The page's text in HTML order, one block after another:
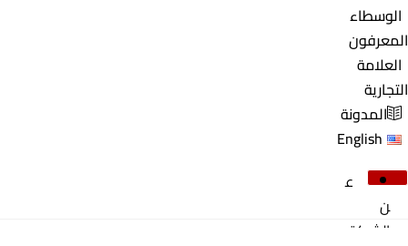
الوسطاء
المعرفون
العلامة
التجارية
المدونة
English
ع
ن
الشركة